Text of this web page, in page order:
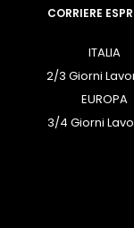
CORRIERE
ITALIA
2/3 Giorni
EUROPA
3/4 Giorni